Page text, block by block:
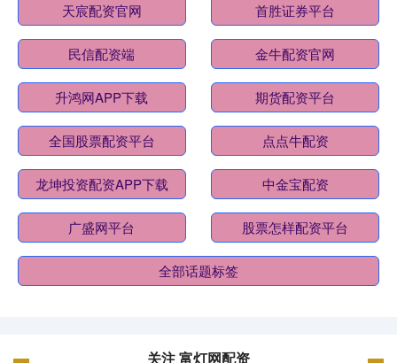
天宸配资官网 首胜证券平台
民信配资端 金牛配资官网
升鸿网APP下载 期货配资平台
全国股票配资平台 点点牛配资
龙坤投资配资APP下载 中金宝配资
广盛网平台 股票怎样配资平台
全部话题标签
关注 富灯网配资